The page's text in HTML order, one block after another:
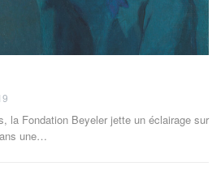
la Fondation Beyeler jette un éclairage sur
une…